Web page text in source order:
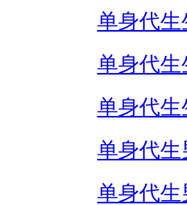
单身代
单身代生
单身代生
单身代生
单身代生